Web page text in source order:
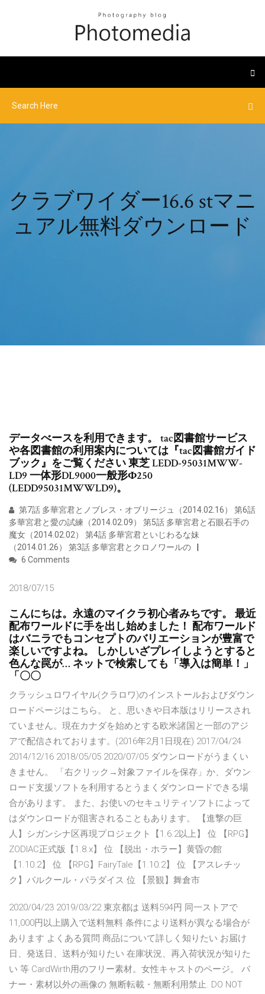
クラブワイダー16.6 stマニ
ュアル無料ダウンロード
データべースを利用できます。 tac図書館サービス
や各図書館の利用案内については『tac図書館ガイド
ブック』をご覧ください 東芝 LEDD-95031MWW-
LD9 一体形DL9000一般形Ф250
(LEDD95031MWWLD9)。
第7話 多華宮君とノブレス・オブリージュ（2014.02.16） 第6話
多華宮君と愛の試練（2014.02.09） 第5話 多華宮君と石眼石手の
魔女（2014.02.02） 第4話 多華宮君といじわるな妹
（2014.01.26） 第3話 多華宮君とクロノワールの
6 Comments
2018/07/15
こんにちは。永遠のマイクラ初心者みちです。 最近
配布ワールドに手を出し始めました！ 配布ワールド
はバニラでもコンセプトのバリエーションが豊富で
楽しいですよね。 しかしいざプレイしようとすると
色んな罠が… ネットで検索しても「導入は簡単！」
「〇〇
クラッシュロワイヤル(クラロワ)のインストールおよびダウン
ロードページはこちら。 と、思いきや日本版はリリースされ
ていません。現在カナダを始めとする欧米諸国と一部のアジ
アで配信されております。(2016年2月1日現在) 2017/04/24
2014/12/16 2018/05/05 2020/07/05 ダウンロードがうまくい
きません。 「右クリック→対象ファイルを保存」か、ダウン
ロード支援ソフトを利用するとうまくダウンロードできる場
合があります。 また、お使いのセキュリティソフトによって
はダウンロードが阻害されることもあります。 【進撃の巨
人】シガンシナ区再現プロジェクト【1.6.2以上】 位 【RPG】
ZODIAC正式版【1.8.x】 位 【脱出・ホラー】黄昏の館
【1.10.2】 位 【RPG】FairyTale【1.10.2】 位 【アスレチッ
ク】パルクール・パラダイス 位 【景観】舞倉市
2020/04/23 2019/03/22 東京都は 送料594円 同一ストアで
11,000円以上購入で送料無料 条件により送料が異なる場合が
あります よくある質問 商品について詳しく知りたい お届け
日、発送日、送料が知りたい 在庫状況、再入荷状況が知りた
い 等 CardWirth用のフリー素材。女性キャストのページ。 バ
ナー・素材以外の画像の 無断転載・無断利用禁止. DO NOT